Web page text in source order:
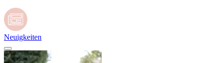
Neuigkeiten